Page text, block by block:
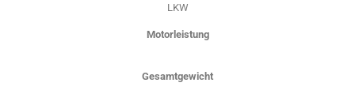
LKW
Motorleistung
Gesamtgewicht